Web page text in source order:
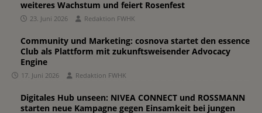
weiteres Wachstum und feiert Rosenfest
23. Juni 2026 Redaktion FWHK
Community und Marketing: cosnova startet den essence
Club als Plattform mit zukunftsweisender Advocacy
Engine
17. Juni 2026 Redaktion FWHK
Digitales Hub unseen: NIVEA CONNECT und ROSSMANN
starten neue Kampagne gegen Einsamkeit bei jungen